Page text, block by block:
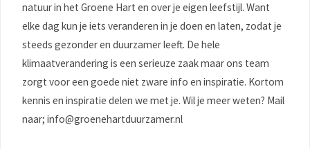
natuur in het Groene Hart en over je eigen leefstijl. Want
elke dag kun je iets veranderen in je doen en laten, zodat je
steeds gezonder en duurzamer leeft. De hele
klimaatverandering is een serieuze zaak maar ons team
zorgt voor een goede niet zware info en inspiratie. Kortom
kennis en inspiratie delen we met je. Wil je meer weten? Mail
naar; info@groenehartduurzamer.nl